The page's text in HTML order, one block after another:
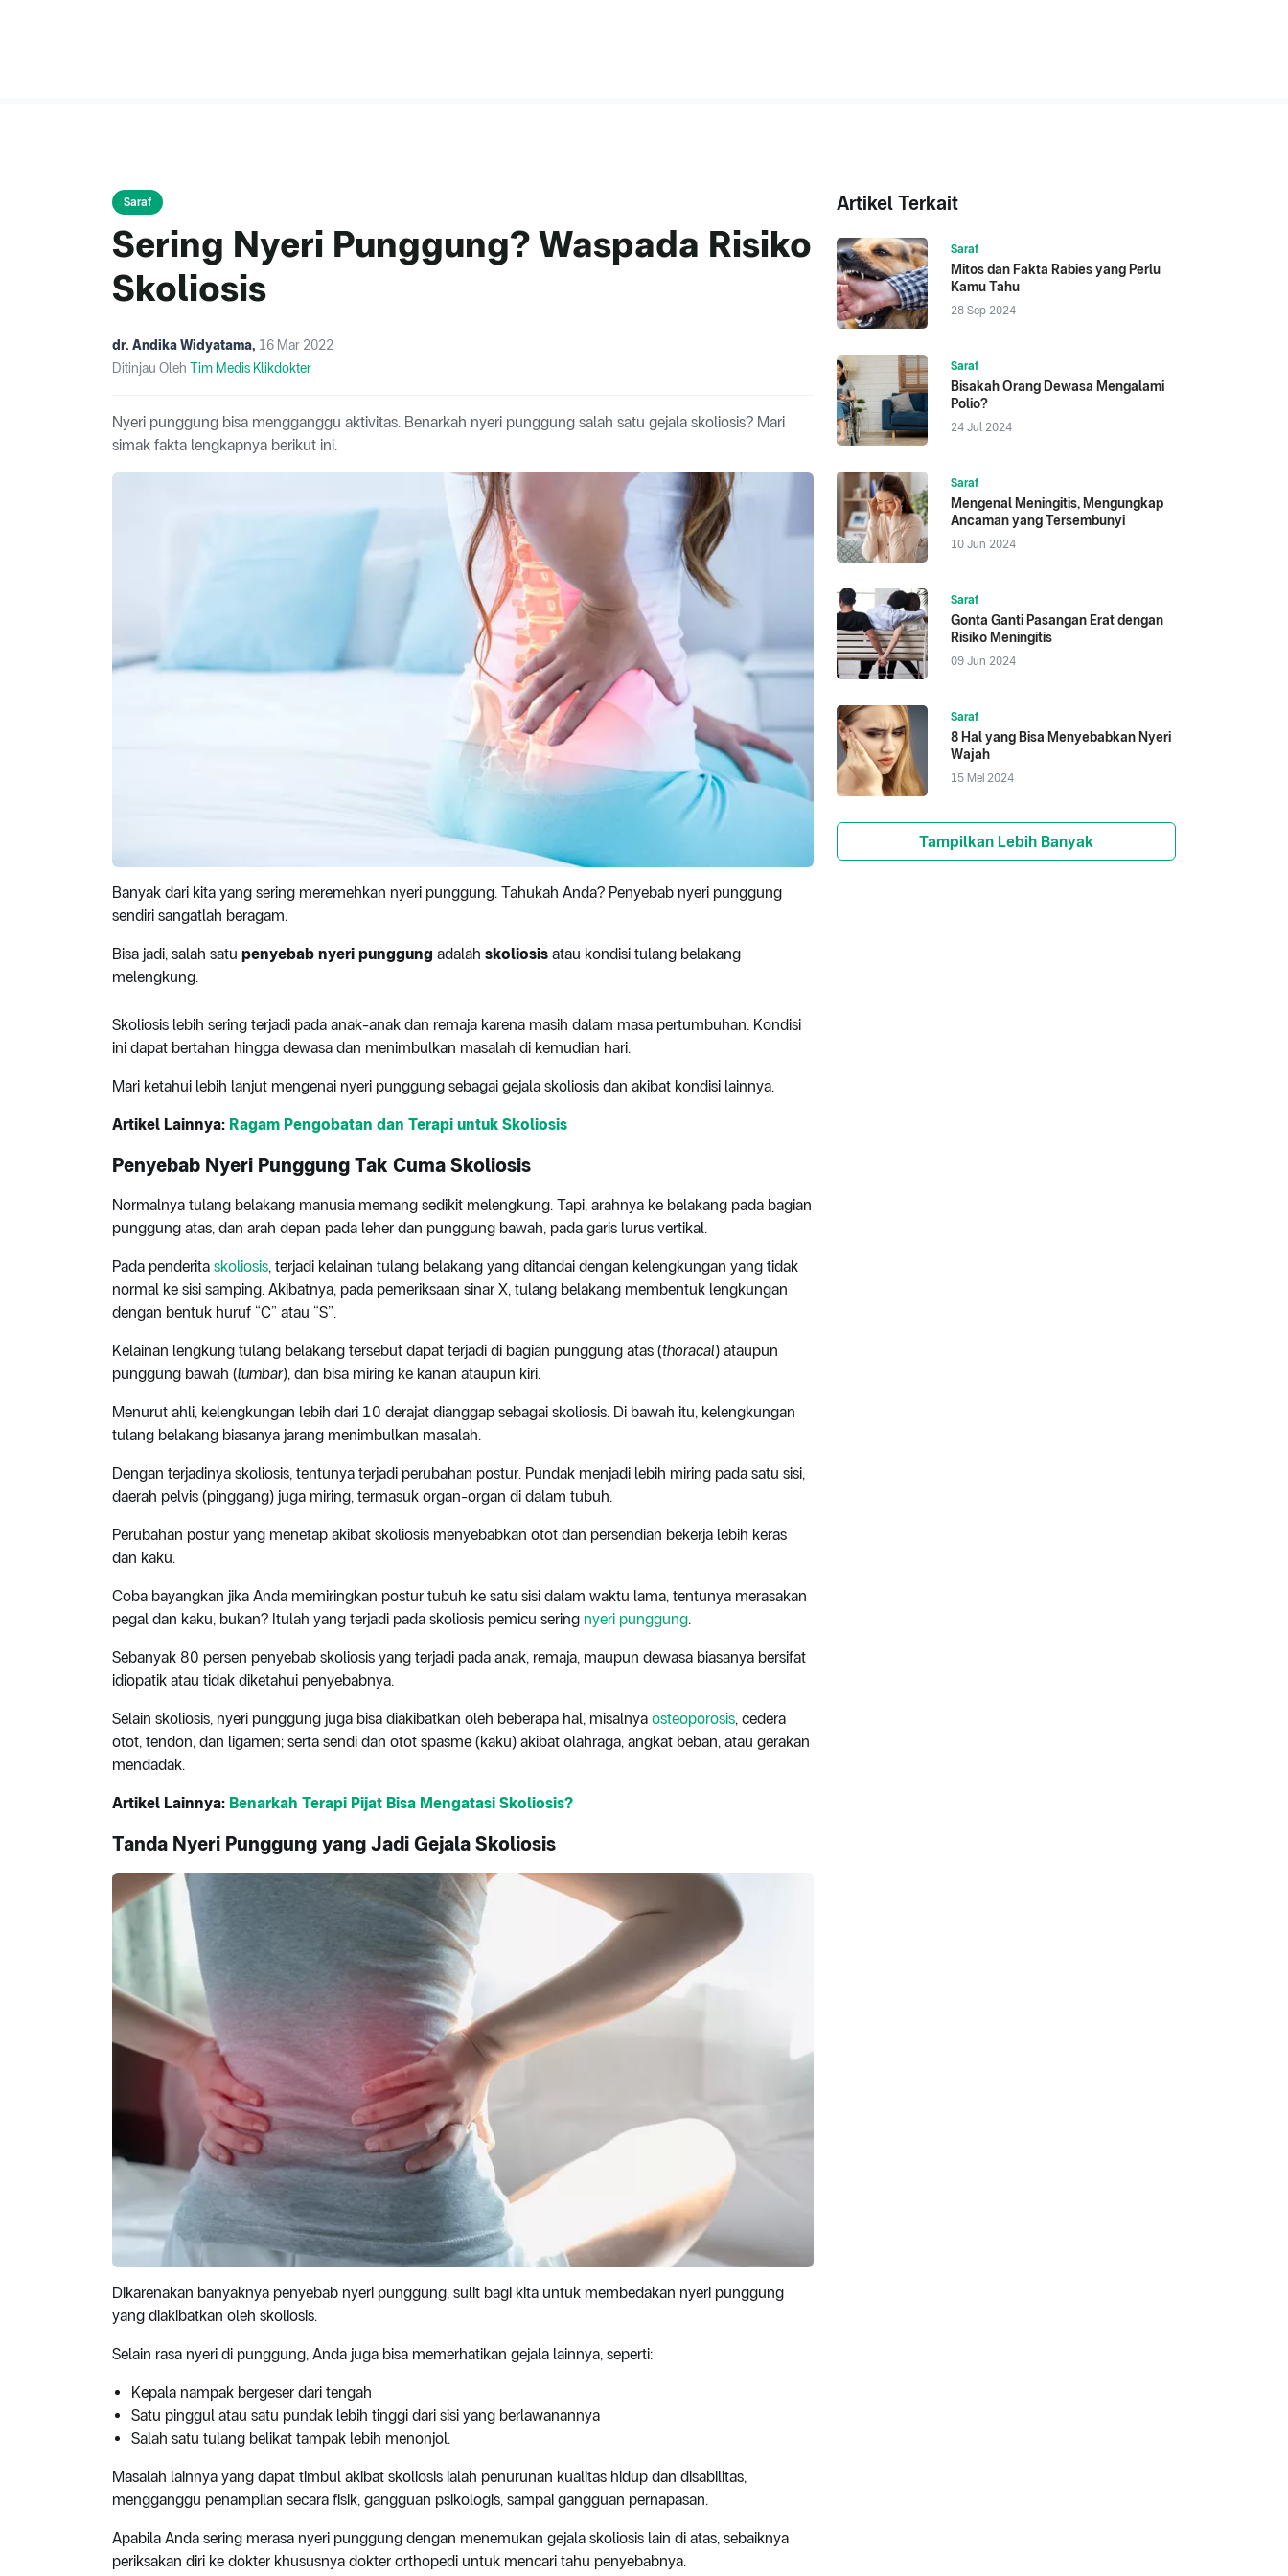
Saraf
Sering Nyeri Punggung? Waspada Risiko
Skoliosis
dr. Andika Widyatama, 16 Mar 2022
Ditinjau Oleh Tim Medis Klikdokter
Nyeri punggung bisa mengganggu aktivitas. Benarkah nyeri punggung salah satu gejala skoliosis? Mari
simak fakta lengkapnya berikut ini.
Banyak dari kita yang sering meremehkan nyeri punggung. Tahukah Anda? Penyebab nyeri punggung
sendiri sangatlah beragam.
Bisa jadi, salah satu penyebab nyeri punggung adalah skoliosis atau kondisi tulang belakang
melengkung.
Skoliosis lebih sering terjadi pada anak-anak dan remaja karena masih dalam masa pertumbuhan. Kondisi
ini dapat bertahan hingga dewasa dan menimbulkan masalah di kemudian hari.
Mari ketahui lebih lanjut mengenai nyeri punggung sebagai gejala skoliosis dan akibat kondisi lainnya.
Artikel Lainnya: Ragam Pengobatan dan Terapi untuk Skoliosis
Penyebab Nyeri Punggung Tak Cuma Skoliosis
Normalnya tulang belakang manusia memang sedikit melengkung. Tapi, arahnya ke belakang pada bagian
punggung atas, dan arah depan pada leher dan punggung bawah, pada garis lurus vertikal.
Pada penderita skoliosis, terjadi kelainan tulang belakang yang ditandai dengan kelengkungan yang tidak
normal ke sisi samping. Akibatnya, pada pemeriksaan sinar X, tulang belakang membentuk lengkungan
dengan bentuk huruf “C” atau “S”.
Kelainan lengkung tulang belakang tersebut dapat terjadi di bagian punggung atas (thoracal) ataupun
punggung bawah (lumbar), dan bisa miring ke kanan ataupun kiri.
Menurut ahli, kelengkungan lebih dari 10 derajat dianggap sebagai skoliosis. Di bawah itu, kelengkungan
tulang belakang biasanya jarang menimbulkan masalah.
Dengan terjadinya skoliosis, tentunya terjadi perubahan postur. Pundak menjadi lebih miring pada satu sisi,
daerah pelvis (pinggang) juga miring, termasuk organ-organ di dalam tubuh.
Perubahan postur yang menetap akibat skoliosis menyebabkan otot dan persendian bekerja lebih keras
dan kaku.
Coba bayangkan jika Anda memiringkan postur tubuh ke satu sisi dalam waktu lama, tentunya merasakan
pegal dan kaku, bukan? Itulah yang terjadi pada skoliosis pemicu sering nyeri punggung.
Sebanyak 80 persen penyebab skoliosis yang terjadi pada anak, remaja, maupun dewasa biasanya bersifat
idiopatik atau tidak diketahui penyebabnya.
Selain skoliosis, nyeri punggung juga bisa diakibatkan oleh beberapa hal, misalnya osteoporosis, cedera
otot, tendon, dan ligamen; serta sendi dan otot spasme (kaku) akibat olahraga, angkat beban, atau gerakan
mendadak.
Artikel Lainnya: Benarkah Terapi Pijat Bisa Mengatasi Skoliosis?
Tanda Nyeri Punggung yang Jadi Gejala Skoliosis
Dikarenakan banyaknya penyebab nyeri punggung, sulit bagi kita untuk membedakan nyeri punggung
yang diakibatkan oleh skoliosis.
Selain rasa nyeri di punggung, Anda juga bisa memerhatikan gejala lainnya, seperti:
Kepala nampak bergeser dari tengah
Satu pinggul atau satu pundak lebih tinggi dari sisi yang berlawanannya
Salah satu tulang belikat tampak lebih menonjol.
Masalah lainnya yang dapat timbul akibat skoliosis ialah penurunan kualitas hidup dan disabilitas,
mengganggu penampilan secara fisik, gangguan psikologis, sampai gangguan pernapasan.
Apabila Anda sering merasa nyeri punggung dengan menemukan gejala skoliosis lain di atas, sebaiknya
periksakan diri ke dokter khususnya dokter orthopedi untuk mencari tahu penyebabnya.
Artikel Terkait
Saraf
Mitos dan Fakta Rabies yang Perlu
Kamu Tahu
28 Sep 2024
Saraf
Bisakah Orang Dewasa Mengalami
Polio?
24 Jul 2024
Saraf
Mengenal Meningitis, Mengungkap
Ancaman yang Tersembunyi
10 Jun 2024
Saraf
Gonta Ganti Pasangan Erat dengan
Risiko Meningitis
09 Jun 2024
Saraf
8 Hal yang Bisa Menyebabkan Nyeri
Wajah
15 Mei 2024
Tampilkan Lebih Banyak